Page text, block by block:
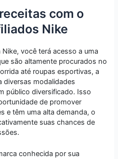
com o
Nike
você terá acesso a uma
são altamente procurados no
até roupas esportivas, a
diversas modalidades
público diversificado. Isso
de promover
e têm uma alta demanda, o
suas chances de
conhecida por sua